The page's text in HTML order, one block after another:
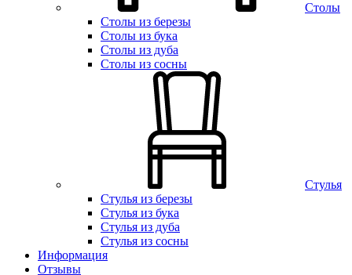
Столы
Столы из березы
Столы из бука
Столы из дуба
Столы из сосны
Стулья
Стулья из березы
Стулья из бука
Стулья из дуба
Стулья из сосны
Информация
Отзывы